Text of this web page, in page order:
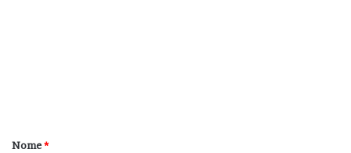
r
Nome*